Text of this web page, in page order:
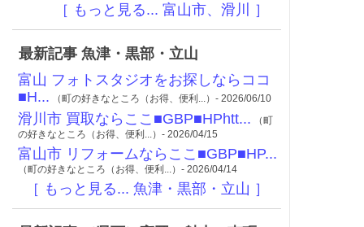
［ もっと見る... 富山市、滑川 ］
最新記事 魚津・黒部・立山
富山 フォトスタジオをお探しならココ
■H... （町の好きなところ（お得、便利...）- 2026/06/10
滑川市 買取ならここ■GBP■HPhtt... （町
の好きなところ（お得、便利...）- 2026/04/15
富山市 リフォームならここ■GBP■HP...
（町の好きなところ（お得、便利...）- 2026/04/14
［ もっと見る... 魚津・黒部・立山 ］